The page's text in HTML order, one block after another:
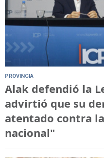
PROVINCIA
Alak defendió la
advirtió que su
atentado contra
nacional"